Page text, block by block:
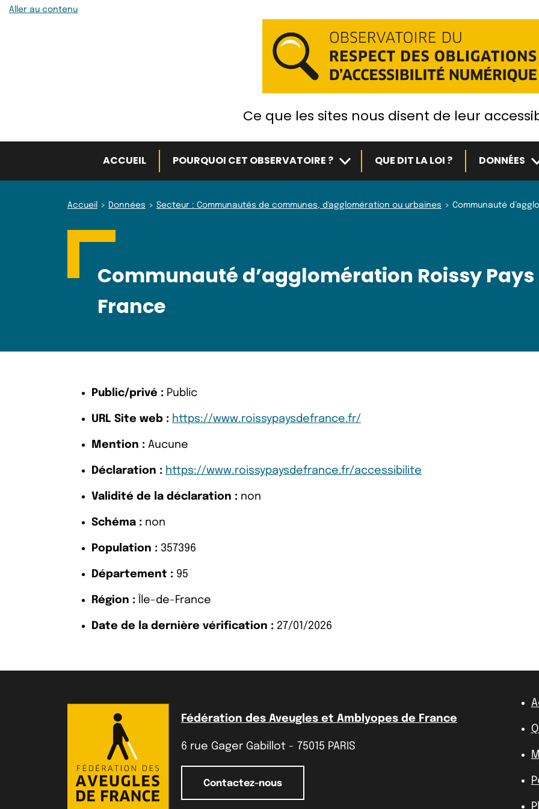
Aller au contenu
Ce que les sites nous disent de leur
ACCUEIL POURQUOI CET OBSERVATOIRE ? Sous-menuQUE DIT LA LOI ? DONNÉES
Accueil Données Secteur : Communautés de communes, d'agglomération ou urbaines Communauté
Communauté d’agglomération Roissy Pays
France
Public/privé : Public
URL Site web : https://www.roissypaysdefrance.fr/
Mention : Aucune
Déclaration : https://www.roissypaysdefrance.fr/accessibilite
Validité de la déclaration : non
Schéma : non
Population : 357396
Département : 95
Région : Île-de-France
Date de la dernière vérification : 27/01/2026
Fédération des Aveugles et Amblyopes de France
6 rue Gager Gabillot - 75015 PARIS
Contactez-nous